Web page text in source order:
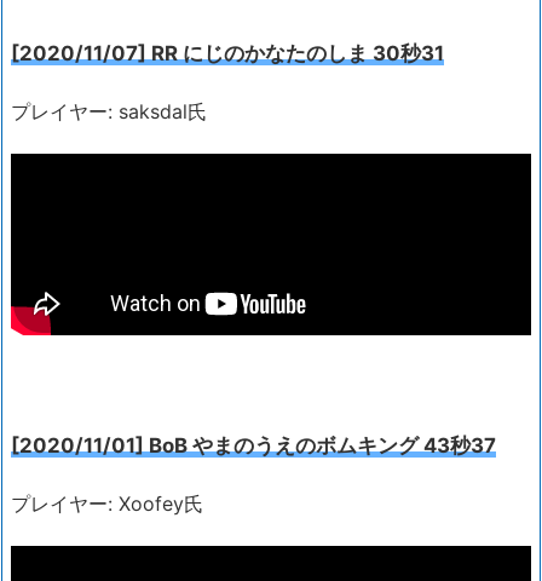
[2020/11/07] RR にじのかなたのしま 30秒31
プレイヤー: saksdal氏
[2020/11/01] BoB やまのうえのボムキング 43秒37
プレイヤー: Xoofey氏